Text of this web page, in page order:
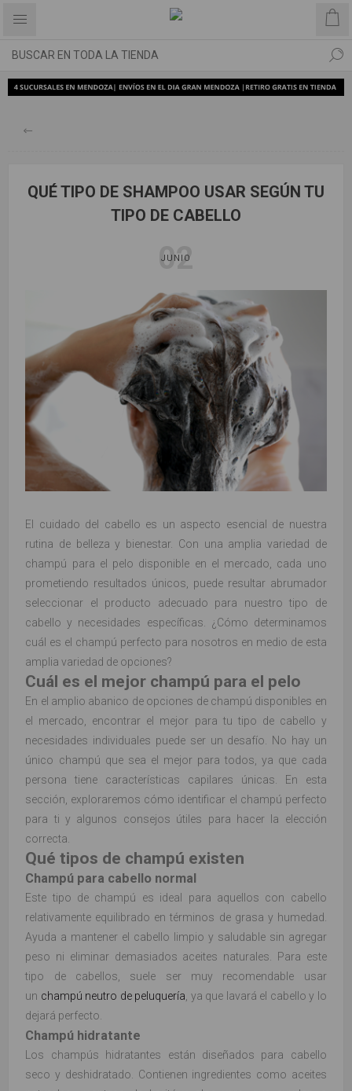
QUÉ TIPO DE SHAMPOO USAR SEGÚN TU
TIPO DE CABELLO
02
JUNIO
El cuidado del cabello es un aspecto esencial de nuestra
rutina de belleza y bienestar. Con una amplia variedad de
champú para el pelo disponible en el mercado, cada uno
prometiendo resultados únicos, puede resultar abrumador
seleccionar el producto adecuado para nuestro tipo de
cabello y necesidades específicas. ¿Cómo determinamos
cuál es el champú perfecto para nosotros en medio de esta
amplia variedad de opciones?
Cuál es el mejor champú para el pelo
En el amplio abanico de opciones de champú disponibles en
el mercado, encontrar el mejor para tu tipo de cabello y
necesidades individuales puede ser un desafío. No hay un
único champú que sea el mejor para todos, ya que cada
persona tiene características capilares únicas. En esta
sección, exploraremos cómo identificar el champú perfecto
para ti y algunos consejos útiles para hacer la elección
correcta.
Qué tipos de champú existen
Champú para cabello normal
Este tipo de champú es ideal para aquellos con cabello
relativamente equilibrado en términos de grasa y humedad.
Ayuda a mantener el cabello limpio y saludable sin agregar
peso ni eliminar demasiados aceites naturales. Para este
tipo de cabellos, suele ser muy recomendable usar
un champú neutro de peluquería, ya que lavará el cabello y lo
dejará perfecto.
Champú hidratante
Los champús hidratantes están diseñados para cabello
seco y deshidratado. Contienen ingredientes como aceites